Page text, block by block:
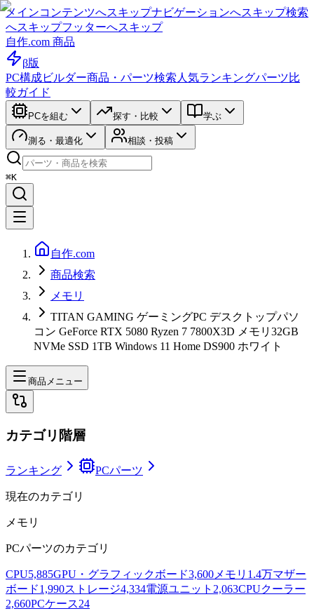
メインコンテンツへスキップナビゲーションへスキップ検索
へスキップフッターへスキップ
自作.com 商品
β版
PC構成ビルダー商品・パーツ検索 人気ランキングパーツ比
較ガイド
PCを組む 探す・比較 学ぶ
測る・最適化 相談・投稿
⌘K
自作.com
商品検索
メモリ
TITAN GAMING ゲーミングPC デスクトップパソ
コン GeForce RTX 5080 Ryzen 7 7800X3D メモリ32GB
NVMe SSD 1TB Windows 11 Home DS900 ホワイト
商品メニュー
カテゴリ階層
ランキング PCパーツ
現在のカテゴリ
メモリ
PCパーツのカテゴリ
CPU5,885GPU・グラフィックボード3,600メモリ 1.4万マザー
ボード1,990ストレージ4,334電源ユニット 2,063CPUクーラー
2,660PCケース24